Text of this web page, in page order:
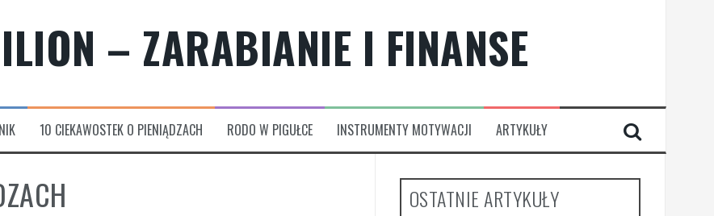
– ZARABIANIE I FINANSE
10 CIEKAWOSTEK O PIENIĄDZACH RODO W PIGUŁCE INSTRUMENTY MOTYWACJI ARTYKUŁY
OSTATNIE ARTYKUŁY